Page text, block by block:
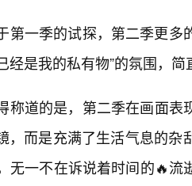
第一季的试探，第二季更多
经是我的私有物”的氛围，
称道的是，第二季在画面
，而是充满了生活气息的
无一不在诉说着时间的🔥